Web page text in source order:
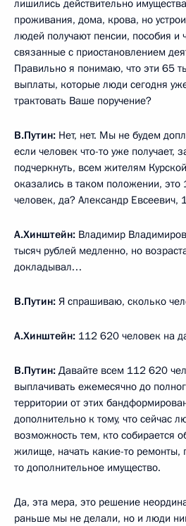
лишились действительно
проживания, дома, крова, но
людей получают пенсии, пособия и
связанные с приостановлением
Правильно я понимаю, что эти 65
выплаты, которые люди сегодня
трактовать Ваше поручение?
В.Путин: Нет, нет. Мы не будем
если человек что-то уже получает,
подчеркнуть, всем жителям
оказались в таком положении,
человек, да? Александр Евсеевич,
А.Хинштейн: Владимир
тысяч рублей медленно, но
докладывал…
В.Путин: Я спрашиваю, сколько
А.Хинштейн: 112 620 человек на
В.Путин: Давайте всем 112 620
выплачивать ежемесячно до
территории от этих
дополнительно к тому, что сейчас
возможность тем, кто собирается
жилище, начать какие-то ремонты,
то дополнительное имущество.
Да, эта мера, это решение
раньше мы не делали, но и люди